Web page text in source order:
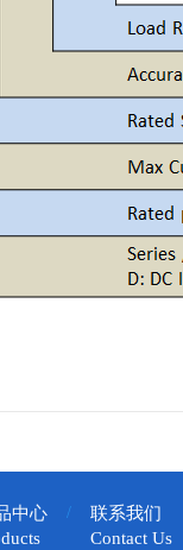
中心
/
联系我们
Contact Us